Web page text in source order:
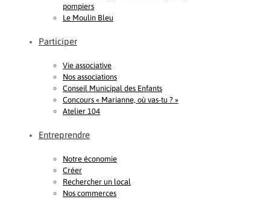
pompiers
Le Moulin Bleu
Participer
Vie associative
Nos associations
Conseil Municipal des Enfants
Concours « Marianne, où vas-tu ? »
Atelier 104
Entreprendre
Notre économie
Créer
Rechercher un local
Nos commerces